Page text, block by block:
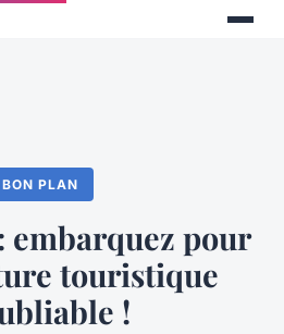
BON PLAN
embarquez pour
touristique
!